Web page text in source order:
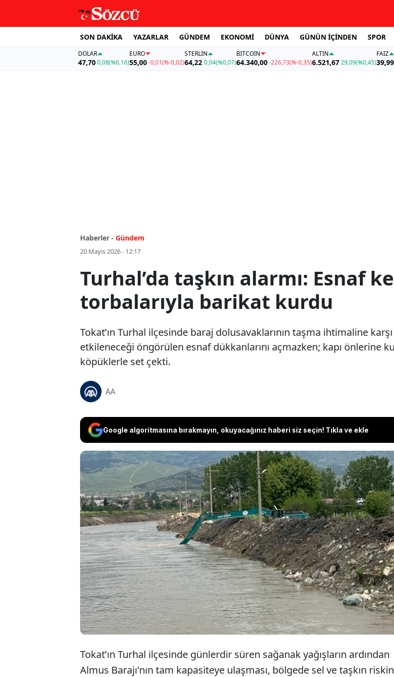
SON DAKİKA YAZARLAR GÜNDEM EKONOMİ DÜNYA GÜNÜN İÇİNDEN SPOR
DOLAR
47,700,08(%0,16)
EURO
55,00 -0,01(%-0,02)
STERLIN
64,22 0,04(%0,07)
BITCOIN
64.340,00-226,73(%-0,35)
ALTIN
6.521,6729,09(%0,45)
FAİZ
39,99
Haberler - Gündem
20 Mayıs 2026 - 12:17
Turhal’da taşkın alarmı: Esnaf
torbalarıyla barikat kurdu
Tokat’ın Turhal ilçesinde baraj dolusavaklarının taşma ihtimaline
etkileneceği öngörülen esnaf dükkanlarını açmazken; kapı önlerine
köpüklerle set çekti.
AA
Google algoritmasına bırakmayın, okuyacağınız haberi siz seçin! Tıkla ve ekle
Tokat’ın Turhal ilçesinde baraj dolusavaklarının taşma
karşı acil durum ilan edildi. Olası sel riskinden etkileneceği
öngörülen esnaf dükkanlarını açmazken; kapı önlerine kum
torbaları, brandalar ve silikon köpüklerle set çekti.
Tokat’ın Turhal ilçesinde günlerdir süren sağanak yağışların ardından
Almus Barajı'nın tam kapasiteye ulaşması, bölgede sel ve taşkın